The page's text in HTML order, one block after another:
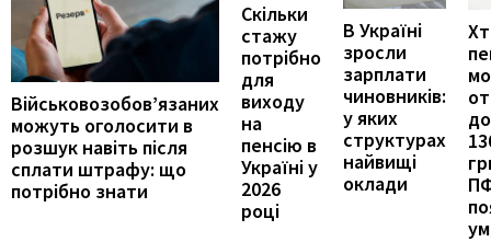
Військовозобов’язаних
можуть оголосити в
розшук навіть після
сплати штрафу: що
потрібно знати
Скільки
стажу
потрібно
для
виходу
на
пенсію в
Україні у
2026
році
В Україні
зросли
зарплати
чиновників:
у яких
структурах
найвищі
оклади